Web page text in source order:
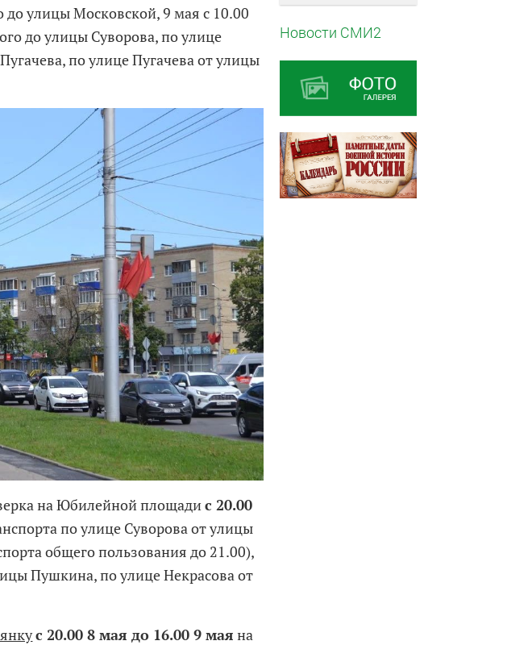
улицы Московской, 9 мая с 10.00
до улицы Суворова, по улице
по улице Пугачева от улицы
на Юбилейной площадис 20.00
по улице Суворова от улицы
общего пользования до 21.00),
Пушкина, по улице Некрасова от
с 20.00 8 мая до 16.00 9 мая на
Новости СМИ2